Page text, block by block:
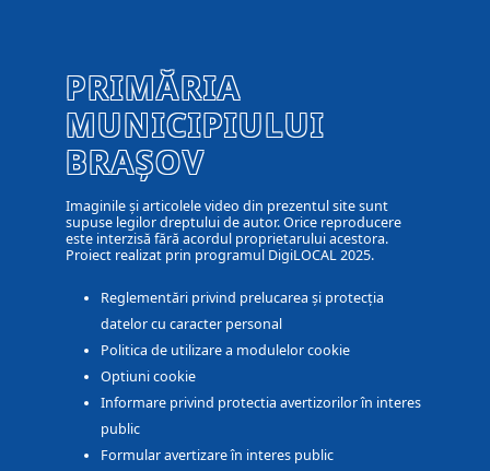
PRIMĂRIA
MUNICIPIULUI
BRAȘOV
Imaginile și articolele video din prezentul site sunt
supuse legilor dreptului de autor. Orice reproducere
este interzisă fără acordul proprietarului acestora.
Proiect realizat prin programul DigiLOCAL 2025.
Reglementări privind prelucarea și protecția
datelor cu caracter personal
Politica de utilizare a modulelor cookie
Optiuni cookie
Informare privind protectia avertizorilor în interes
public
Formular avertizare în interes public